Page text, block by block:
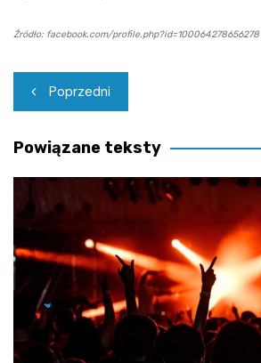
Źródło: facebook.com/profile.php?id=100064278656278
Nawigacja
wpisu
Poprzedni
Powiązane teksty